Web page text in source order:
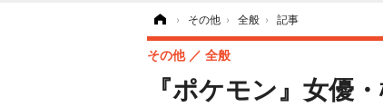
› その他 › 全般 › 記事
『ポケモン』女優
その他 全般